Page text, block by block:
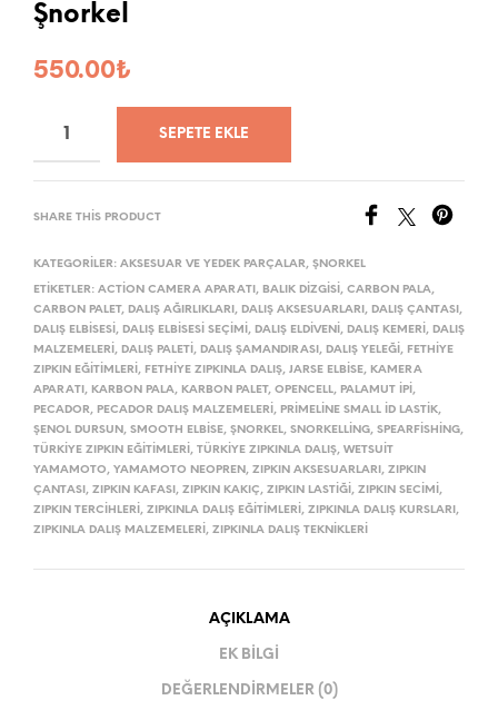
Şnorkel
550.00₺
SEPETE EKLE
SHARE THIS PRODUCT
KATEGORILER: AKSESUAR VE YEDEK PARÇALAR, ŞNORKEL
ETIKETLER: ACTION CAMERA APARATI , BALIK DIZGISI , CARBON PALA,
CARBON PALET, DALIŞ AĞIRLIKLARI , DALIŞ AKSESUARLARI , DALIŞ ÇANTASI ,
DALIŞ ELBISESI , DALIŞ ELBISESI SEÇIMI , DALIŞ ELDIVENI , DALIŞ KEMERI , DALIŞ
MALZEMELERI , DALIŞ PALETI , DALIŞ ŞAMANDIRASI , DALIŞ YELEĞI , FETHIYE
ZIPKIN EĞITIMLERI , FETHIYE ZIPKINLA DALIŞ, JARSE ELBISE, KAMERA
APARATI , KARBON PALA, KARBON PALET, OPENCELL, PALAMUT IPI ,
PECADOR, PECADOR DALIŞ MALZEMELERI , PRIMELINE SMALL ID LASTIK,
ŞENOL DURSUN , SMOOTH ELBISE, ŞNORKEL, SNORKELLING, SPEARFISHING,
TÜRKIYE ZIPKIN EĞITIMLERI , TÜRKIYE ZIPKINLA DALIŞ, WETSUIT
YAMAMOTO, YAMAMOTO NEOPREN , ZIPKIN AKSESUARLARI , ZIPKIN
ÇANTASI , ZIPKIN KAFASI , ZIPKIN KAKIÇ, ZIPKIN LASTIĞI , ZIPKIN SECIMI ,
ZIPKIN TERCIHLERI , ZIPKINLA DALIŞ EĞITIMLERI , ZIPKINLA DALIŞ KURSLARI ,
ZIPKINLA DALIŞ MALZEMELERI , ZIPKINLA DALIŞ TEKNIKLERI
AÇIKLAMA
EK BILGI
DEĞERLENDIRMELER (0)